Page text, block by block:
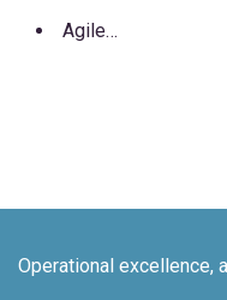
Agile…
Operational excellence,